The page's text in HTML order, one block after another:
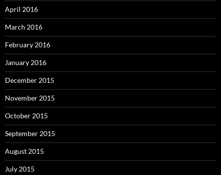
April 2016
March 2016
February 2016
January 2016
December 2015
November 2015
October 2015
September 2015
August 2015
July 2015